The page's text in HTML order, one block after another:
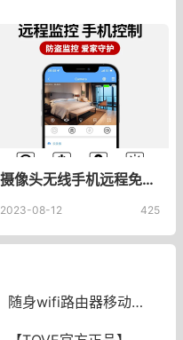
摄像头无线手机远程免插电免打孔无需网络高清夜视家用摄影智能4G监控器WIFI室内外套装家庭360度无死角全景_sinlihe旗舰店
2023-08-12 425
随身wifi路由器移动wifi免插卡物联网专用4g电信卡无线网卡_百果门旗舰店